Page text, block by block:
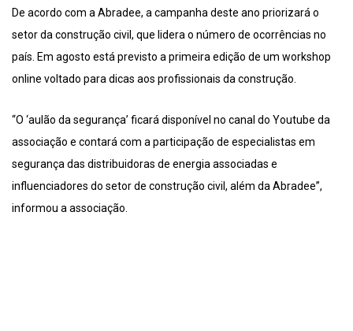
De acordo com a Abradee, a campanha deste ano priorizará o
setor da construção civil, que lidera o número de ocorrências no
país. Em agosto está previsto a primeira edição de um workshop
online voltado para dicas aos profissionais da construção.
“O ‘aulão da segurança’ ficará disponível no canal do Youtube da
associação e contará com a participação de especialistas em
segurança das distribuidoras de energia associadas e
influenciadores do setor de construção civil, além da Abradee”,
informou a associação.